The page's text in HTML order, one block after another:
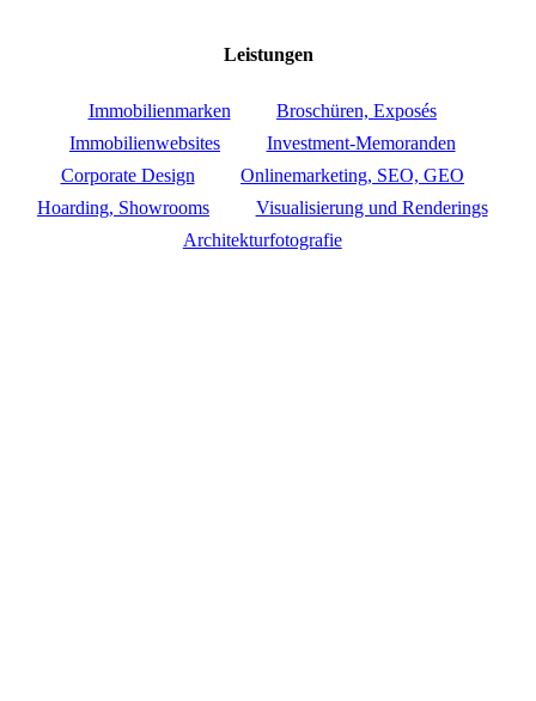
Leistungen
Immobilienmarken
Broschüren, Exposés
Immobilienwebsites
Investment-Memoranden
Corporate Design
Onlinemarketing, SEO, GEO
Hoarding, Showrooms
Visualisierung und Renderings
Architekturfotografie